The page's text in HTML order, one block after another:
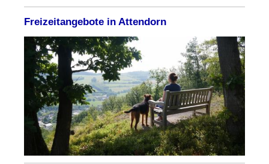
Freizeitangebote in Attendorn